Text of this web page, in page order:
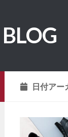
日付アー